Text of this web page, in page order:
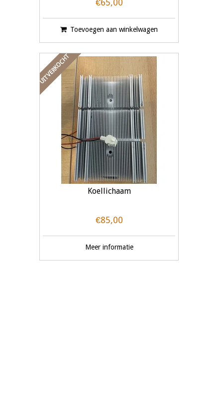
€65,00
Toevoegen aan winkelwagen
UITVERKOCHT
Koellichaam
€85,00
Meer informatie